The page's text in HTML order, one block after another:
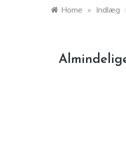
Home » Indlæg